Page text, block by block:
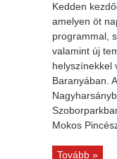
Kedden
amelyen öt
programmal,
valamint új
helyszínekkel
Baranyában.
Mokos
Tovább »